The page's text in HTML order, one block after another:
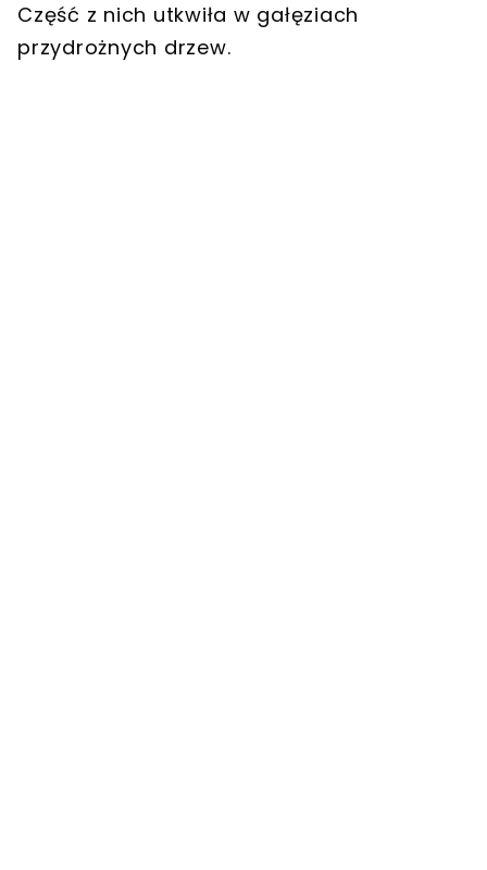
Część z nich utkwiła w gałęziach
przydrożnych drzew.